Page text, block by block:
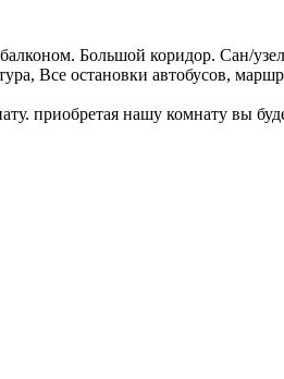
Большой коридор. Сан/
Все остановки автобусов,
приобретая нашу комнату вы